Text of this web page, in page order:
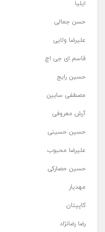
ایلیا
حسن جمالی
علیرضا ولایی
قاسم ای جی اچ
حسین رایج
مصطفی سابین
آرش معروفی
حسین حسینی
علیرضا محبوب
حسین حصارکی
مهدیار
کاپیتان
رضا رضانژاد